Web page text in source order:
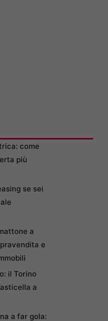
come
più
se sei
a
e
il Torino
a
a far gola: